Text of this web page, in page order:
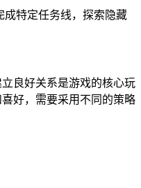
成特定任务线，探索隐藏
良好关系是游戏的核心玩
好，需要采用不同的策略